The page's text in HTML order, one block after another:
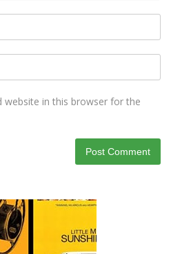
website in this browser for the